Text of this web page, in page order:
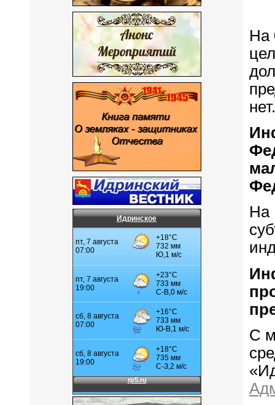
Идринское
На
нет.
На
С